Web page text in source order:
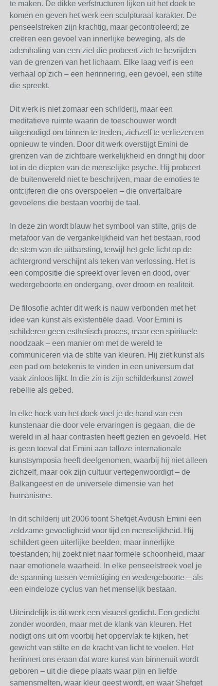
te maken. De dikke verfstructuren lijken uit het doek te
komen en geven het werk een sculpturaal karakter. De
penseelstreken zijn krachtig, maar gecontroleerd; ze
creëren een gevoel van innerlijke beweging, als de
ademhaling van een ziel die probeert zich te bevrijden
van de grenzen van het lichaam. Elke laag verf is een
verhaal op zich – een herinnering, een gevoel, een stilte
die spreekt.
Dit werk is niet zomaar een schilderij, maar een
meditatieve ruimte waarin de toeschouwer wordt
uitgenodigd om binnen te treden, zichzelf te verliezen en
opnieuw te vinden. Door dit werk overstijgt Emini de
grenzen van de zichtbare werkelijkheid en dringt hij door
tot in de diepten van de menselijke psyche. Hij probeert
de buitenwereld niet te beschrijven, maar de emoties te
ontcijferen die ons overspoelen – die onvertalbare
gevoelens die bestaan voorbij de taal.
In deze zin wordt blauw het symbool van stilte, grijs de
metafoor van de vergankelijkheid van het bestaan, rood
de stem van de uitbarsting, terwijl het gele licht op de
achtergrond verschijnt als teken van verlossing. Het is
een compositie die spreekt over leven en dood, over
wedergeboorte en ondergang, over droom en realiteit.
De filosofie achter dit werk is nauw verbonden met het
idee van kunst als existentiële daad. Voor Emini is
schilderen geen esthetisch proces, maar een spirituele
noodzaak – een manier om met de wereld te
communiceren via de stilte van kleuren. Hij ziet kunst als
een pad om betekenis te vinden in een universum dat
vaak zinloos lijkt. In die zin is zijn schilderkunst zowel
rebellie als gebed.
In elke hoek van het doek voel je de hand van een
kunstenaar die door vele ervaringen is gegaan, die de
wereld in al haar contrasten heeft gezien en gevoeld. Het
is geen toeval dat Emini aan talloze internationale
kunstsymposia heeft deelgenomen, waarbij hij niet alleen
zichzelf, maar ook zijn cultuur vertegenwoordigt – de
Balkangeest en de universele dimensie van het
humanisme.
In dit schilderij uit 2006 toont Shefqet Avdush Emini een
zeldzame gevoeligheid voor tijd en menselijkheid. Hij
schildert geen uiterlijke beelden, maar innerlijke
toestanden; hij zoekt niet naar formele schoonheid, maar
naar emotionele waarheid. In elke penseelstreek voel je
de spanning tussen vernietiging en wedergeboorte – als
een eindeloze cyclus van het menselijk bestaan.
Uiteindelijk is dit werk een visueel gedicht. Een gedicht
zonder woorden, maar met de klank van kleuren. Het
nodigt ons uit om voorbij het oppervlak te kijken, het
gewicht van stilte en de kracht van licht te voelen. Het
herinnert ons eraan dat ware kunst van binnenuit wordt
geboren – uit die diepe plaats waar pijn en liefde
samensmelten, waar kleur geest wordt, en waar Shefqet